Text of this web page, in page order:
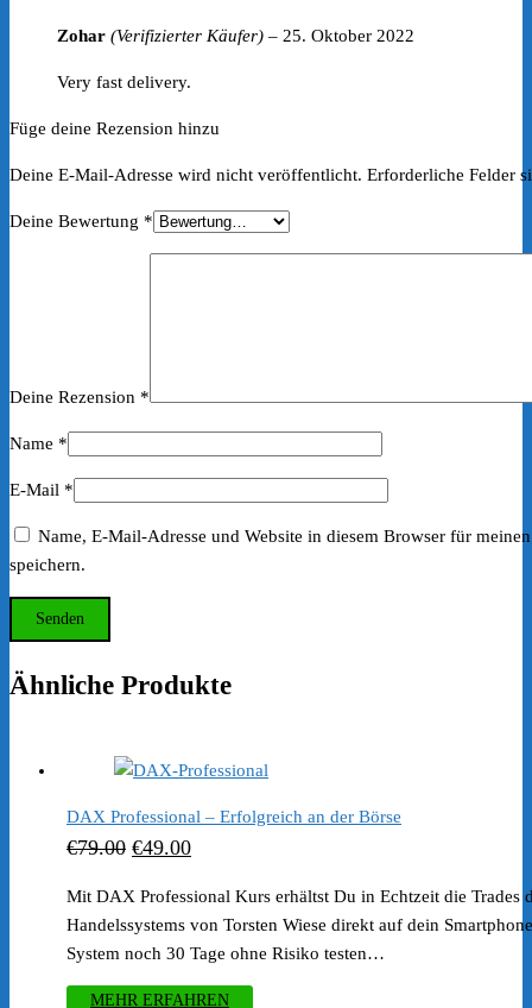
Zohar (Verifizierter Käufer) – 25. Oktober 2022
Very fast delivery.
Füge deine Rezension hinzu
Deine E-Mail-Adresse wird nicht veröffentlicht. Erforderliche Felder
Deine Bewertung *
Deine Rezension *
Name *
E-Mail *
Name, E-Mail-Adresse und Website in diesem Browser für
speichern.
Ähnliche Produkte
DAX Professional – Erfolgreich an der Börse
€79.00 Ursprünglicher
€79.00
€49.00Aktueller
€49.00.
Mit DAX Professional Kurs erhältst Du in Echtzeit die Trades
Handelssystems von Torsten Wiese direkt auf dein
System noch 30 Tage ohne Risiko testen…
MEHR ERFAHREN